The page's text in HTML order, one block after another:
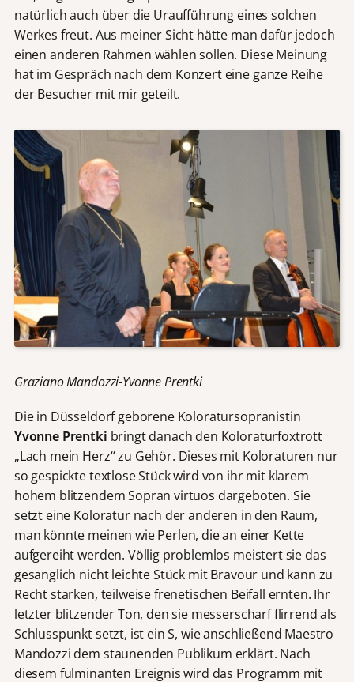
natürlich auch über die Uraufführung eines solchen
Werkes freut. Aus meiner Sicht hätte man dafür jedoch
einen anderen Rahmen wählen sollen. Diese Meinung
hat im Gespräch nach dem Konzert eine ganze Reihe
der Besucher mit mir geteilt.
Graziano Mandozzi-Yvonne Prentki
Die in Düsseldorf geborene Koloratursopranistin
Yvonne Prentki bringt danach den Koloraturfoxtrott
„Lach mein Herz“ zu Gehör. Dieses mit Koloraturen nur
so gespickte textlose Stück wird von ihr mit klarem
hohem blitzendem Sopran virtuos dargeboten. Sie
setzt eine Koloratur nach der anderen in den Raum,
man könnte meinen wie Perlen, die an einer Kette
aufgereiht werden. Völlig problemlos meistert sie das
gesanglich nicht leichte Stück mit Bravour und kann zu
Recht starken, teilweise frenetischen Beifall ernten. Ihr
letzter blitzender Ton, den sie messerscharf flirrend als
Schlusspunkt setzt, ist ein S, wie anschließend Maestro
Mandozzi dem staunenden Publikum erklärt. Nach
diesem fulminanten Ereignis wird das Programm mit